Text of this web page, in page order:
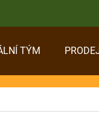
TÝM
NAJÍT?